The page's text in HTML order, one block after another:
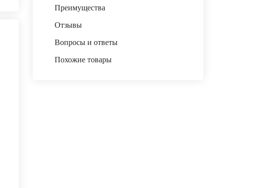
Преимущества
Отзывы
Вопросы и ответы
Похожие товары